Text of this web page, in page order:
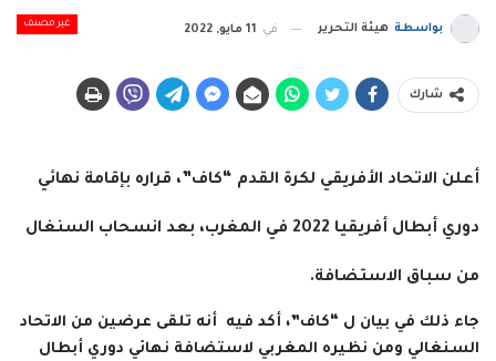
غير مصنف بواسطة هيئة التحرير في 11 مايو, 2022
شارك
أعلن الاتحاد الأفريقي لكرة القدم “كاف”، قراره بإقامة نهائي
دوري أبطال أفريقيا 2022 في المغرب، بعد انسحاب السنغال
من سباق الاستضافة.
جاء ذلك في بيان ل “كاف”، أكد فيه أنه تلقى عرضين من الاتحاد
السنغالي ومن نظيره المغربي لاستضافة نهائي دوري أبطال